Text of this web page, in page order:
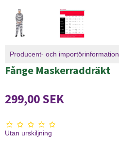
Producent- och importörinformation
Fånge Maskerraddräkt
299,00 SEK
Utan urskiljning